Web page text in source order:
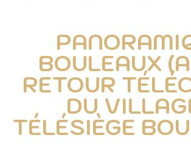
BOULEAUX
RETOUR
DU
TÉLÉSIÈGE